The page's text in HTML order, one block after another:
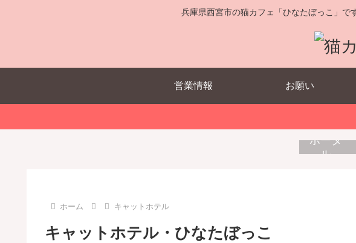
兵庫県西宮市の猫カフェ「ひなたぼっこ」で
営業情報 お願い
ポータ
ル
ホーム キャットホテル
キャットホテル・ひなたぼっこ